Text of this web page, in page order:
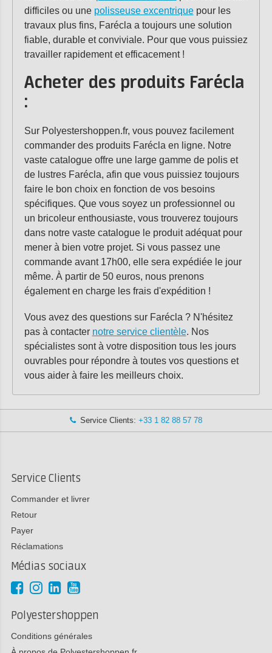
difficiles ou une polisseuse excentriquepour les
travaux plus fins, Farécla a toujours une solution
fiable, durable et conviviale. Pour que vous puissiez
travailler rapidement et efficacement !
Acheter des produits Farécla
:
Sur Polyestershoppen.fr, vous pouvez facilement
commander des produits Farécla en ligne. Notre
vaste catalogue offre une large gamme de polis et
de lustres Farécla, afin que vous puissiez toujours
faire le bon choix en fonction de vos besoins
spécifiques. Que vous soyez un professionnel ou
un bricoleur enthousiaste, vous trouverez toujours
dans notre vaste catalogue le produit adéquat pour
mener à bien votre projet. Si vous passez une
commande avant 17h00, elle sera expédiée le jour
même. À partir de 50 euros, nous prenons
également en charge les frais d'expédition !
Vous avez des questions sur Farécla ? N'hésitez
pas à contacter notre service clientèle. Nos
spécialistes sont à votre disposition tous les jours
ouvrables pour répondre à toutes vos questions et
vous aider à faire les meilleurs choix.
Service Clients: +33 1 82 88 57 78
Service Clients
Commander et livrer
Retour
Payer
Réclamations
Médias sociaux
Polyestershoppen
Conditions générales